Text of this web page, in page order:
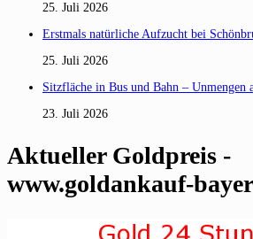
25. Juli 2026
Erstmals natürliche Aufzucht bei
25. Juli 2026
Sitzfläche in Bus und Bahn – Unmengen
23. Juli 2026
Aktueller Goldpreis -
www.goldankauf-